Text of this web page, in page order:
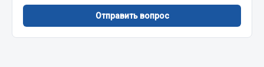
Рукава высокого давления
Отправить вопрос